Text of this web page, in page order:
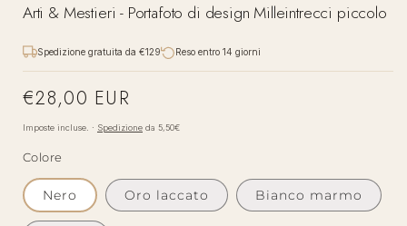
Arti & Mestieri - Portafoto di design Milleintrecci piccolo
Spedizione gratuita da €129 Reso entro 14 giorni
Prezzo
€28,00 EUR
Imposte incluse. · Spedizione da 5,50€
Colore
Nero Oro laccato Bianco marmo